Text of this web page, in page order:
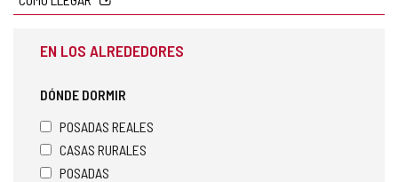
EN LOS ALREDEDORES
DÓNDE DORMIR
POSADAS REALES
CASAS RURALES
POSADAS